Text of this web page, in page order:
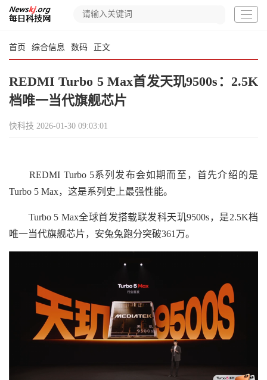
首页 综合信息 数码 正文
REDMI Turbo 5 Max首发天玑9500s：2.5K
档唯一当代旗舰芯片
快科技 2026-01-30 09:03:01
REDMI Turbo 5系列发布会如期而至，首先介绍的是
Turbo 5 Max，这是系列史上最强性能。
Turbo 5 Max全球首发搭载联发科天玑9500s，是2.5K档
唯一当代旗舰芯片，安兔兔跑分突破361万。